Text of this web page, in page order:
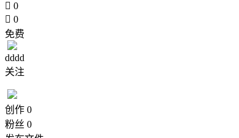
 0
 0
免费
dddd
关注
创作 0
粉丝 0